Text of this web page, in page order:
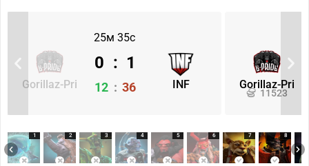
25м 35с
Gorillaz-Pri INF
0 : 1
12 : 36 Gorillaz-Pri
11523
1 2 3 4 5 6 7 8